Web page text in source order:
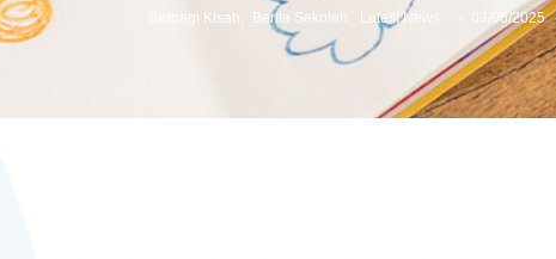
Berbagi Kisah Berita Sekolah Latest News 03/06/2025